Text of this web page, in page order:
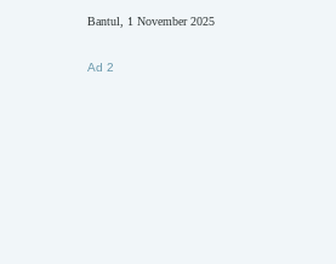
Bantul, 1 November 2025
Ad 2